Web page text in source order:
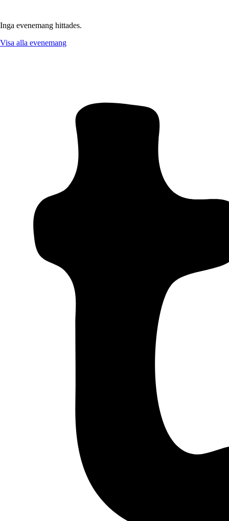
Inga evenemang hittades.
Visa alla evenemang